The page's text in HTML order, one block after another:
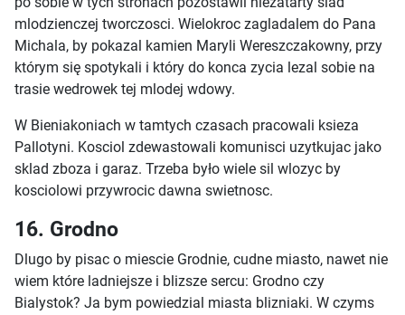
mlodzienczej tworczosci. Wielokroc zagladalem do Pana
Michala, by pokazal kamien Maryli Wereszczakowny, przy
którym się spotykali i który do konca zycia lezal sobie na
trasie wedrowek tej mlodej wdowy.
W Bieniakoniach w tamtych czasach pracowali ksieza
Pallotyni. Kosciol zdewastowali komunisci uzytkujac jako
sklad zboza i garaz. Trzeba było wiele sil wlozyc by
kosciolowi przywrocic dawna swietnosc.
16. Grodno
Dlugo by pisac o miescie Grodnie, cudne miasto, nawet nie
wiem które ladniejsze i blizsze sercu: Grodno czy
Bialystok? Ja bym powiedzial miasta blizniaki. W czyms